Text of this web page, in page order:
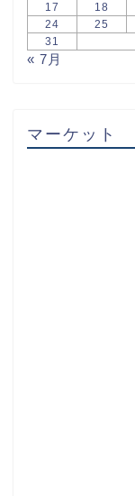
17
18
24
25
31
« 7月
マーケット